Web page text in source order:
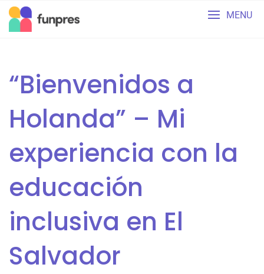
Skip
content
MENU
“Bienvenidos a
Holanda” – Mi
experiencia con la
educación
inclusiva en El
Salvador